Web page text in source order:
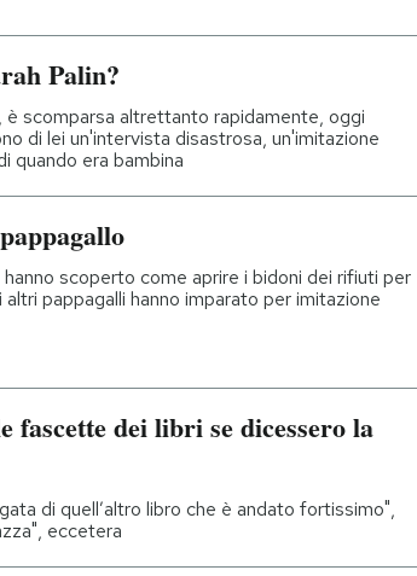
Palin?
è scomparsa altrettanto rapidamente, oggi
di lei un'intervista disastrosa, un'imitazione
era bambina
scoperto come aprire i bidoni dei rifiuti per
pappagalli hanno imparato per imitazione
fascette dei libri se dicessero la
di quell’altro libro che è andato fortissimo",
eccetera